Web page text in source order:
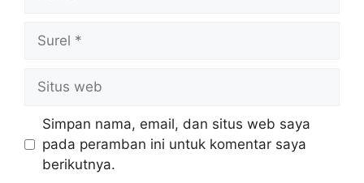
Surel
Situs
web
Simpan nama, email, dan situs web saya
pada peramban ini untuk komentar saya
berikutnya.